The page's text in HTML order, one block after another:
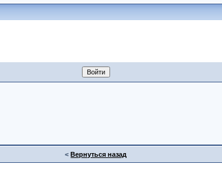
<Вернуться назад